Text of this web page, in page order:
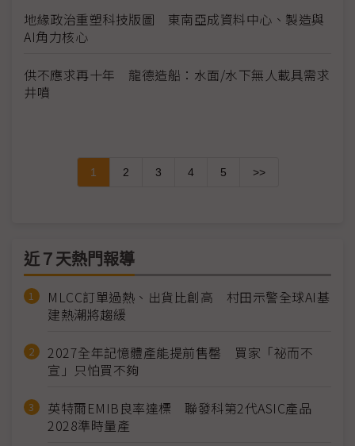
地緣政治重塑科技版圖 東南亞成資料中心、製造與
AI角力核心
供不應求再十年 龍德造船：水面/水下無人載具需求
井噴
1 2 3 4 5 >>
近７天熱門報導
MLCC訂單過熱、出貨比創高 村田示警全球AI基
建熱潮將趨緩
2027全年記憶體產能提前售罄 買家「祕而不
宣」只怕買不夠
英特爾EMIB良率達標 聯發科第2代ASIC產品
2028準時量產